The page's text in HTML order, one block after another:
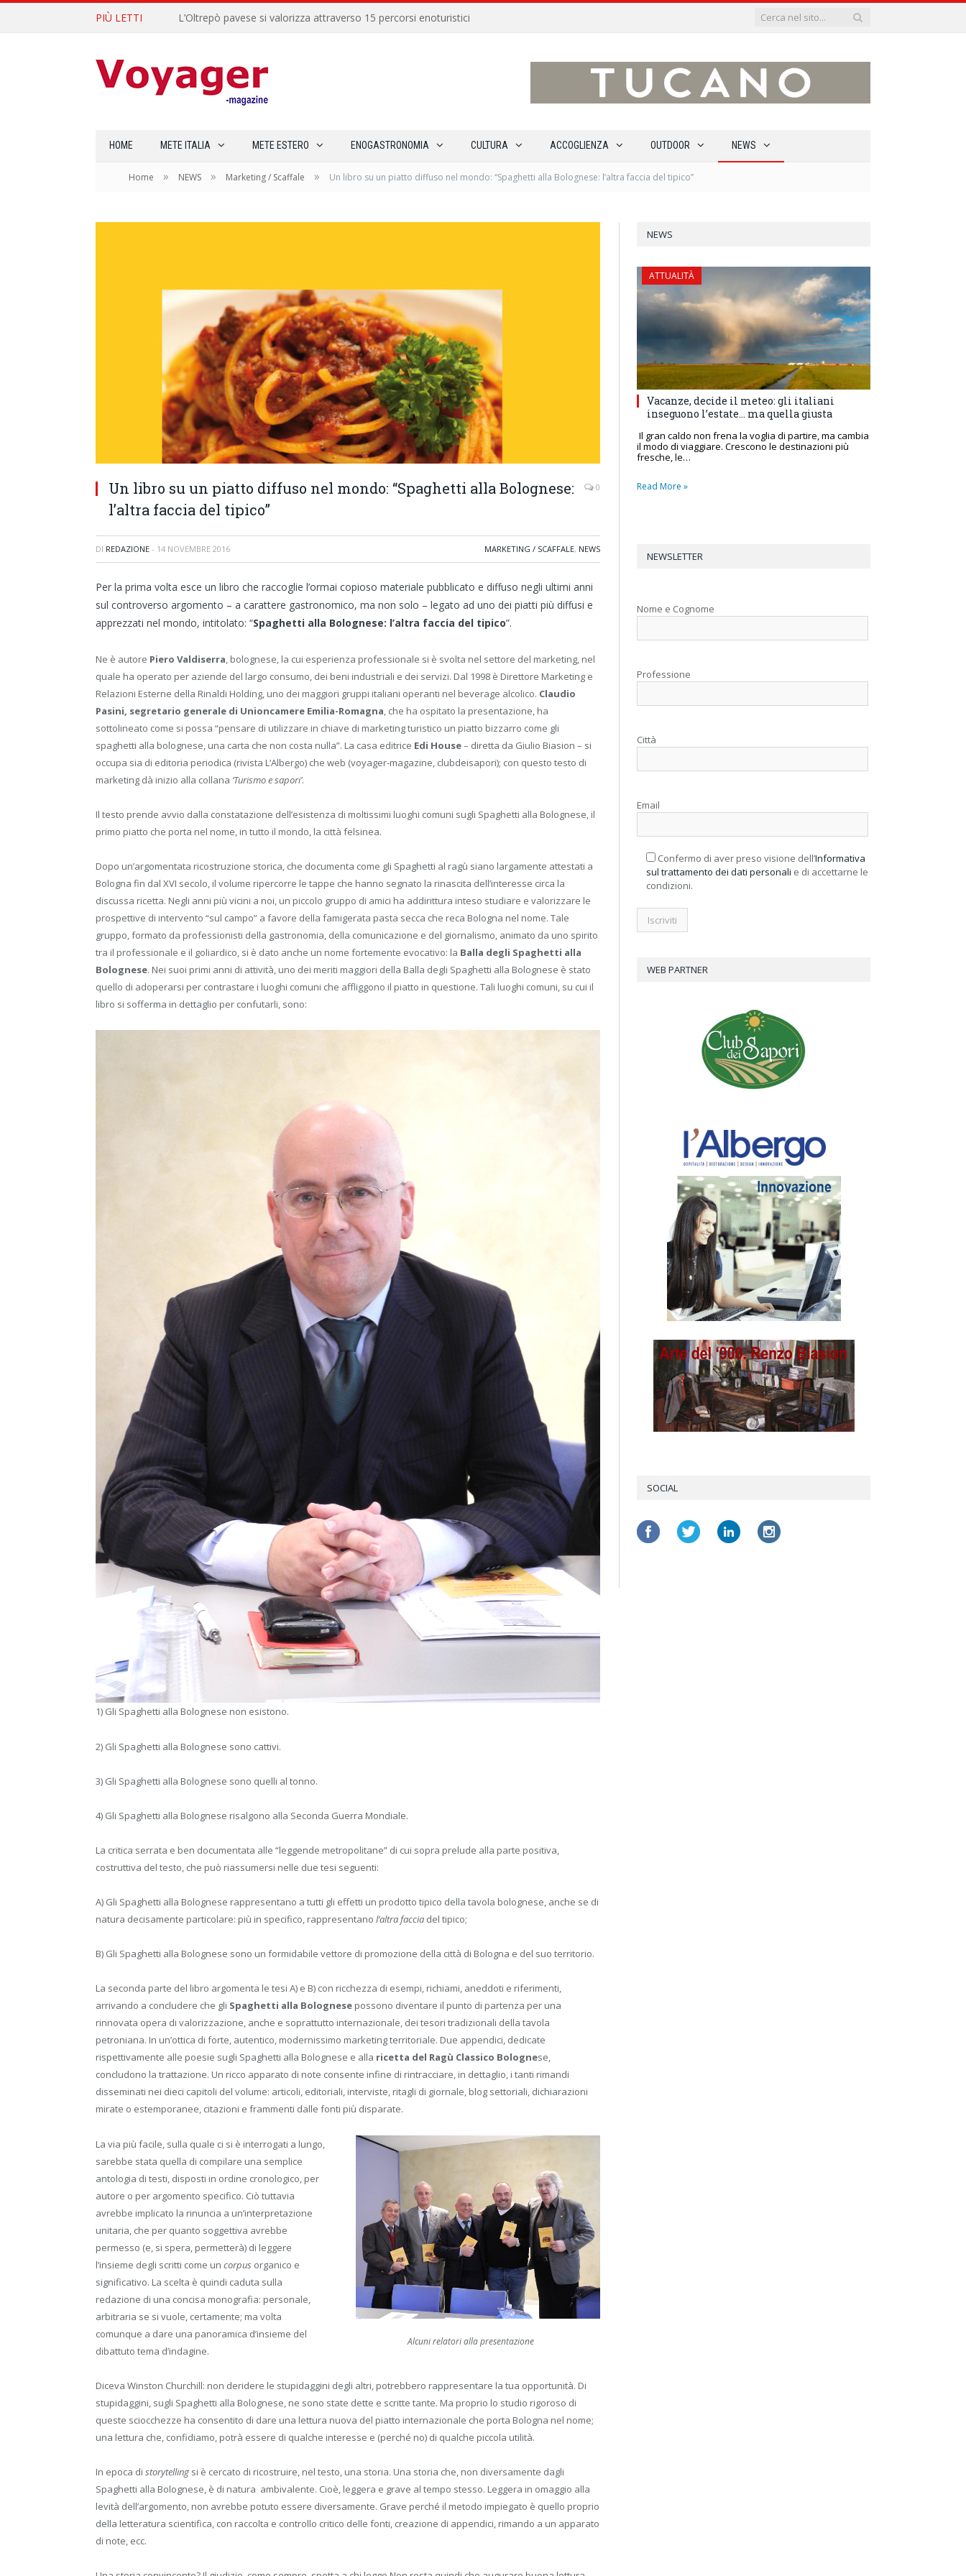
PIÙ LETTI L’Oltrepò pavese si valorizza attraverso 15 percorsi enoturistici
HOME METE ITALIA METE ESTERO ENOGASTRONOMIA CULTURA ACCOGLIENZA OUTDOOR NEWS
Home » NEWS » Marketing / Scaffale » Un libro su un piatto diffuso nel mondo: “Spaghetti alla Bolognese: l’altra faccia del tipico”
Un libro su un piatto diffuso nel mondo: “Spaghetti alla Bolognese:
l’altra faccia del tipico”
0
DI REDAZIONE - 14 NOVEMBRE 2016 MARKETING / SCAFFALE, NEWS
Per la prima volta esce un libro che raccoglie l’ormai copioso materiale pubblicato e diffuso negli ultimi anni
sul controverso argomento – a carattere gastronomico, ma non solo – legato ad uno dei piatti più diffusi e
apprezzati nel mondo, intitolato: “Spaghetti alla Bolognese: l’altra faccia del tipico”.
Ne è autore Piero Valdiserra, bolognese, la cui esperienza professionale si è svolta nel settore del marketing, nel
quale ha operato per aziende del largo consumo, dei beni industriali e dei servizi. Dal 1998 è Direttore Marketing e
Relazioni Esterne della Rinaldi Holding, uno dei maggiori gruppi italiani operanti nel beverage alcolico. Claudio
Pasini, segretario generale di Unioncamere Emilia-Romagna, che ha ospitato la presentazione, ha
sottolineato come si possa “pensare di utilizzare in chiave di marketing turistico un piatto bizzarro come gli
spaghetti alla bolognese, una carta che non costa nulla”. La casa editrice Edi House– diretta da Giulio Biasion – si
occupa sia di editoria periodica (rivista L’Albergo) che web (voyager-magazine, clubdeisapori); con questo testo di
marketing dà inizio alla collana ‘Turismo e sapori’.
Il testo prende avvio dalla constatazione dell’esistenza di moltissimi luoghi comuni sugli Spaghetti alla Bolognese, il
primo piatto che porta nel nome, in tutto il mondo, la città felsinea.
Dopo un’argomentata ricostruzione storica, che documenta come gli Spaghetti al ragù siano largamente attestati a
Bologna fin dal XVI secolo, il volume ripercorre le tappe che hanno segnato la rinascita dell’interesse circa la
discussa ricetta. Negli anni più vicini a noi, un piccolo gruppo di amici ha addirittura inteso studiare e valorizzare le
prospettive di intervento “sul campo” a favore della famigerata pasta secca che reca Bologna nel nome. Tale
gruppo, formato da professionisti della gastronomia, della comunicazione e del giornalismo, animato da uno spirito
tra il professionale e il goliardico, si è dato anche un nome fortemente evocativo: la Balla degli Spaghetti alla
Bolognese. Nei suoi primi anni di attività, uno dei meriti maggiori della Balla degli Spaghetti alla Bolognese è stato
quello di adoperarsi per contrastare i luoghi comuni che affliggono il piatto in questione. Tali luoghi comuni, su cui il
libro si sofferma in dettaglio per confutarli, sono:
1) Gli Spaghetti alla Bolognese non esistono.
2) Gli Spaghetti alla Bolognese sono cattivi.
3) Gli Spaghetti alla Bolognese sono quelli al tonno.
4) Gli Spaghetti alla Bolognese risalgono alla Seconda Guerra Mondiale.
La critica serrata e ben documentata alle “leggende metropolitane” di cui sopra prelude alla parte positiva,
costruttiva del testo, che può riassumersi nelle due tesi seguenti:
A) Gli Spaghetti alla Bolognese rappresentano a tutti gli effetti un prodotto tipico della tavola bolognese, anche se di
natura decisamente particolare: più in specifico, rappresentano l’altra faccia del tipico;
B) Gli Spaghetti alla Bolognese sono un formidabile vettore di promozione della città di Bologna e del suo territorio.
La seconda parte del libro argomenta le tesi A) e B) con ricchezza di esempi, richiami, aneddoti e riferimenti,
arrivando a concludere che gli Spaghetti alla Bolognese possono diventare il punto di partenza per una
rinnovata opera di valorizzazione, anche e soprattutto internazionale, dei tesori tradizionali della tavola
petroniana. In un’ottica di forte, autentico, modernissimo marketing territoriale. Due appendici, dedicate
rispettivamente alle poesie sugli Spaghetti alla Bolognese e alla ricetta del Ragù Classico Bolognese,
concludono la trattazione. Un ricco apparato di note consente infine di rintracciare, in dettaglio, i tanti rimandi
disseminati nei dieci capitoli del volume: articoli, editoriali, interviste, ritagli di giornale, blog settoriali, dichiarazioni
mirate o estemporanee, citazioni e frammenti dalle fonti più disparate.
Alcuni relatori alla presentazione
La via più facile, sulla quale ci si è interrogati a lungo,
sarebbe stata quella di compilare una semplice
antologia di testi, disposti in ordine cronologico, per
autore o per argomento specifico. Ciò tuttavia
avrebbe implicato la rinuncia a un’interpretazione
unitaria, che per quanto soggettiva avrebbe
permesso (e, si spera, permetterà) di leggere
l’insieme degli scritti come un corpus organico e
significativo. La scelta è quindi caduta sulla
redazione di una concisa monografia: personale,
arbitraria se si vuole, certamente; ma volta
comunque a dare una panoramica d’insieme del
dibattuto tema d’indagine.
Diceva Winston Churchill: non deridere le stupidaggini degli altri, potrebbero rappresentare la tua opportunità. Di
stupidaggini, sugli Spaghetti alla Bolognese, ne sono state dette e scritte tante. Ma proprio lo studio rigoroso di
queste sciocchezze ha consentito di dare una lettura nuova del piatto internazionale che porta Bologna nel nome;
una lettura che, confidiamo, potrà essere di qualche interesse e (perché no) di qualche piccola utilità.
In epoca di storytelling si è cercato di ricostruire, nel testo, una storia. Una storia che, non diversamente dagli
Spaghetti alla Bolognese, è di natura ambivalente. Cioè, leggera e grave al tempo stesso. Leggera in omaggio alla
levità dell’argomento, non avrebbe potuto essere diversamente. Grave perché il metodo impiegato è quello proprio
della letteratura scientifica, con raccolta e controllo critico delle fonti, creazione di appendici, rimando a un apparato
di note, ecc.
NEWS
ATTUALITÀ
Vacanze, decide il meteo: gli italiani
inseguono l’estate… ma quella giusta
Il gran caldo non frena la voglia di partire, ma cambia
il modo di viaggiare. Crescono le destinazioni più
fresche, le…
Read More »
NEWSLETTER
Nome e Cognome
Professione
Città
Email
Confermo di aver preso visione dell’Informativa
sul trattamento dei dati personali e di accettarne le
condizioni.
WEB PARTNER
SOCIAL